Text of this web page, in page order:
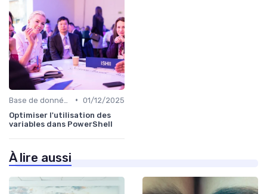
• 01/12/2025
Optimiser l'utilisation des
variables dans PowerShell
À lire aussi